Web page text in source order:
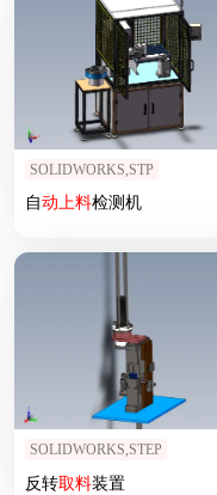
SOLIDWORKS,STP
自动上料检测机
SOLIDWORKS,STEP
反转取料装置